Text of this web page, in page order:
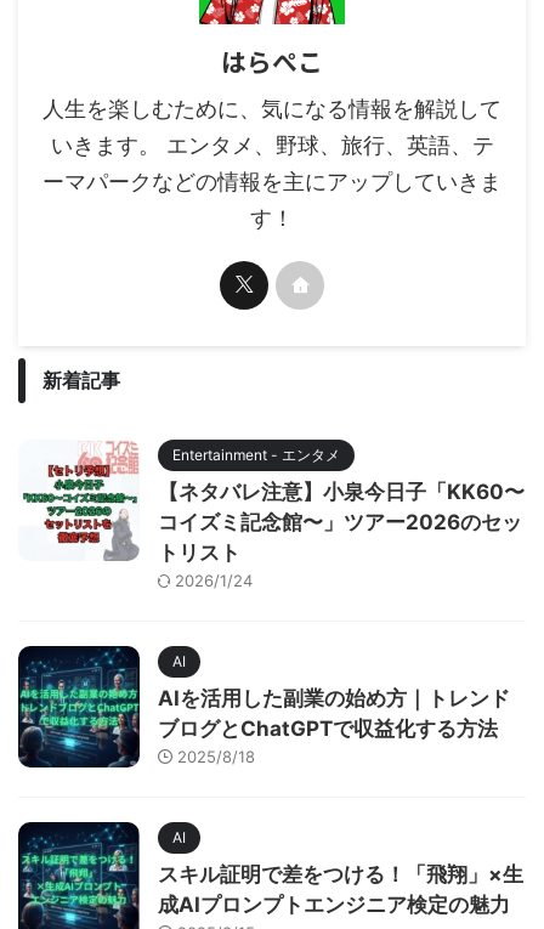
はらぺこ
人生を楽しむために、気になる情報を解説して
いきます。 エンタメ、野球、旅行、英語、テ
ーマパークなどの情報を主にアップしていきま
す！
新着記事
Entertainment - エンタメ
【ネタバレ注意】小泉今日子「KK60〜
コイズミ記念館〜」ツアー2026のセッ
トリスト
2026/1/24
AI
AIを活用した副業の始め方｜トレンド
ブログとChatGPTで収益化する方法
2025/8/18
AI
スキル証明で差をつける！「飛翔」×生
成AIプロンプトエンジニア検定の魅力